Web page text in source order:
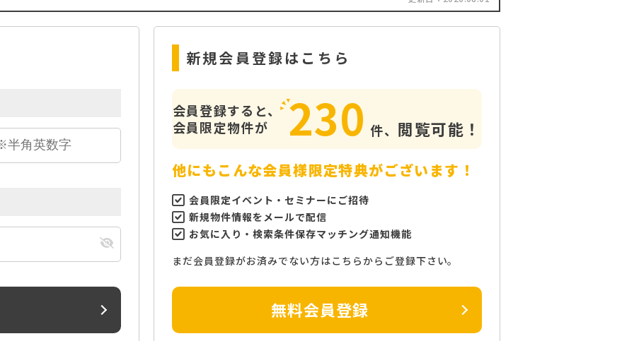
新規会員登録はこちら
会員登録すると、
会員限定物件が
230 件、 閲覧可能！
他にもこんな会員様限定特典がございます！
会員限定イベント・セミナーにご招待
新規物件情報をメールで配信
お気に入り・検索条件保存マッチング通知機能
まだ会員登録がお済みでない方はこちらからご登録下さい。
無料会員登録